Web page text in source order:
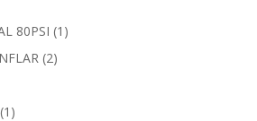
80PSI (1)
(2)
(1)